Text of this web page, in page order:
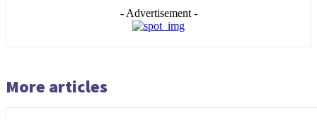
- Advertisement -
More articles